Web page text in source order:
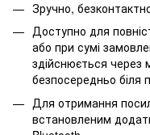
Зручно,
Доступно для
або при сумі
здійснюється через
безпосередньо біля
Для отримання
встановленим